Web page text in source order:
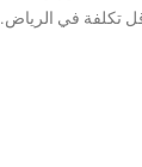
تكلفة في الرياض.